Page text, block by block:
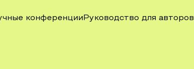
конференции Руководство для авторов